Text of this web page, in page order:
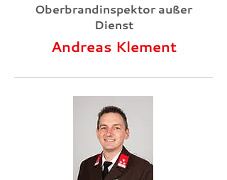
Oberbrandinspektor außer
Dienst
Andreas Klement